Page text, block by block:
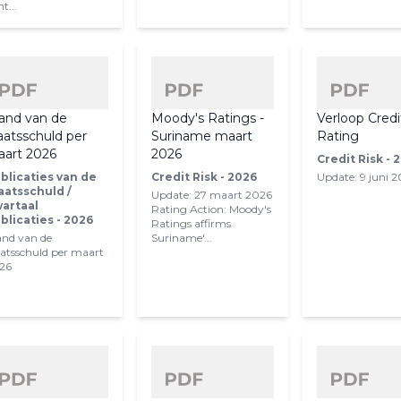
van de
per
2026
van de
/
- 2026
van de
per maart
Moody's Ratings -
Suriname maart
2026
Credit Risk - 2026
Update: 27 maart 2026
Rating Action: Moody's
Ratings affirms
Suriname'...
Verloop
Rating
Credit Risk -
Update: 9 juni